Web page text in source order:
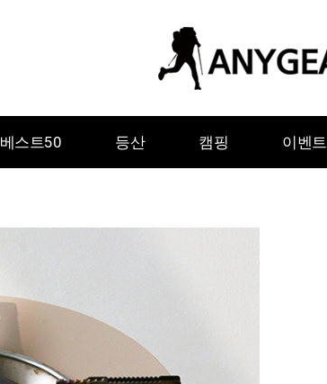
베스트50 등산 캠핑 이벤트
ㅊ
그레이웨일디자인 기어에이드